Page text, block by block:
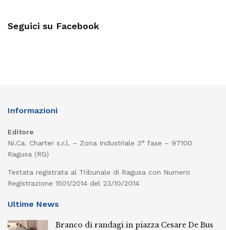
Seguici su Facebook
Informazioni
Editore
Ni.Ca. Charter s.r.l. – Zona Industriale 3° fase – 97100
Ragusa (RG)
Testata registrata al Tribunale di Ragusa con Numero
Registrazione 1501/2014 del 23/10/2014
Ultime News
Branco di randagi in piazza Cesare De Bus